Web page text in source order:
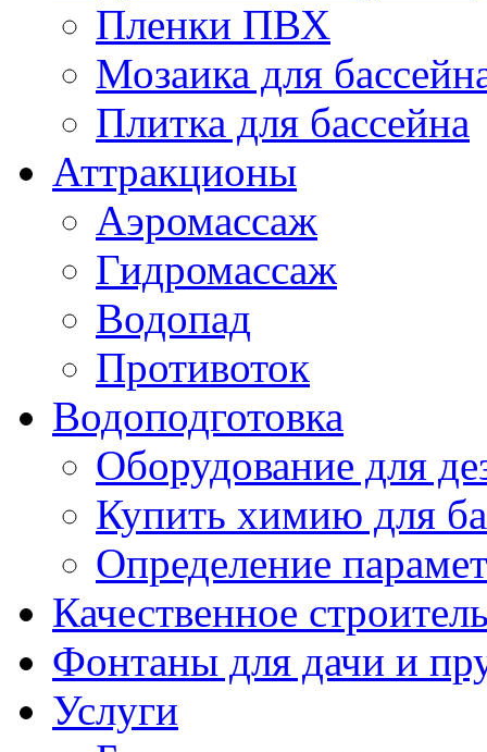
Пленки ПВХ
Мозаика для
Плитка для бассейна
Аттракционы
Аэромассаж
Гидромассаж
Водопад
Противоток
Водоподготовка
Оборудование для
Купить химию для
Определение
Качественное
Фонтаны для дачи и
Услуги